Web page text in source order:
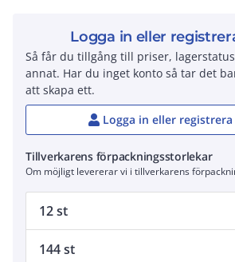
Logga in eller
Så får du tillgång till priser,
annat. Har du inget konto så tar det
att skapa ett.
Logga in eller
Tillverkarens förpackningsstorlekar
Om möjligt levererar vi i tillverkarens
12 st
144 st